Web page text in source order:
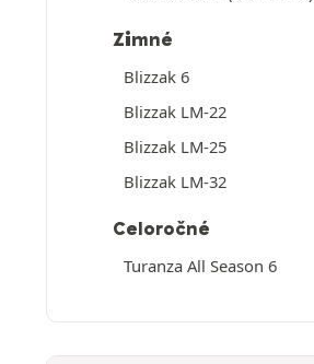
Zimné
Blizzak 6
Blizzak LM-22
Blizzak LM-25
Blizzak LM-32
Celoročné
Turanza All Season 6